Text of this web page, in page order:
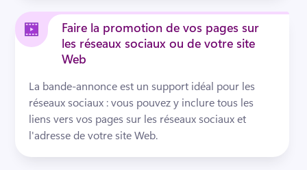
Faire la promotion de vos pages sur
les réseaux sociaux ou de votre site
Web
La bande-annonce est un support idéal pour les
réseaux sociaux : vous pouvez y inclure tous les
liens vers vos pages sur les réseaux sociaux et
l'adresse de votre site Web.